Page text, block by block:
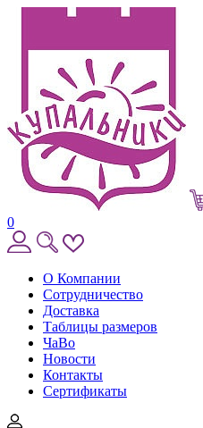
0
О Компании
Сотрудничество
Доставка
Таблицы размеров
ЧаВо
Новости
Контакты
Сертификаты